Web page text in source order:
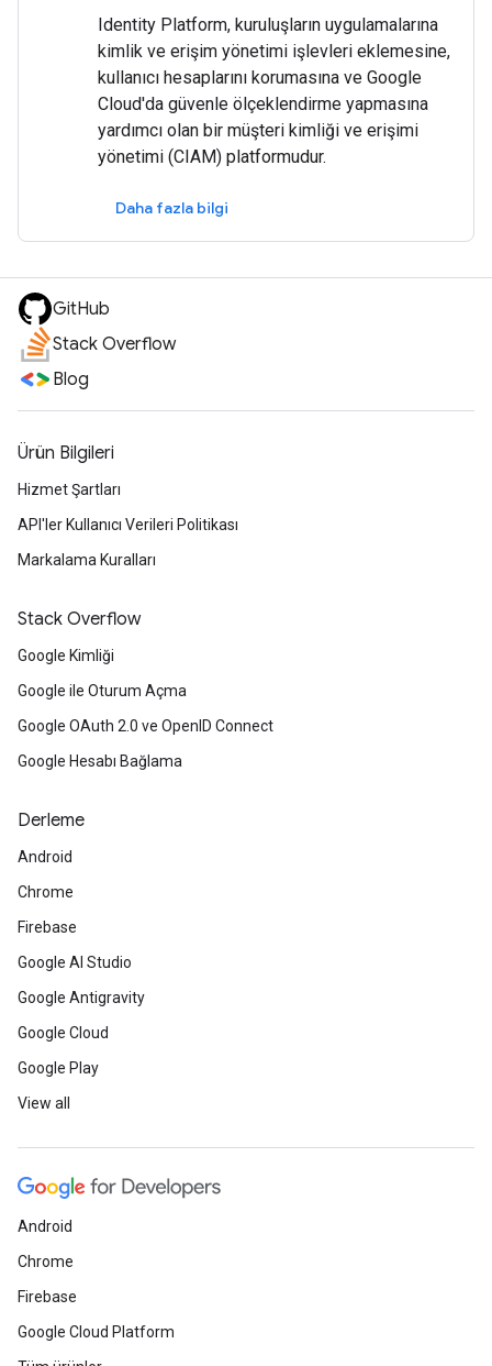
Identity Platform, kuruluşların uygulamalarına
kimlik ve erişim yönetimi işlevleri eklemesine,
kullanıcı hesaplarını korumasına ve Google
Cloud'da güvenle ölçeklendirme yapmasına
yardımcı olan bir müşteri kimliği ve erişimi
yönetimi (CIAM) platformudur.
Daha fazla bilgi
GitHub
Stack Overflow
Blog
Ürün Bilgileri
Hizmet Şartları
API'ler Kullanıcı Verileri Politikası
Markalama Kuralları
Stack Overflow
Google Kimliği
Google ile Oturum Açma
Google OAuth 2.0 ve OpenID Connect
Google Hesabı Bağlama
Derleme
Android
Chrome
Firebase
Google AI Studio
Google Antigravity
Google Cloud
Google Play
View all
Android
Chrome
Firebase
Google Cloud Platform